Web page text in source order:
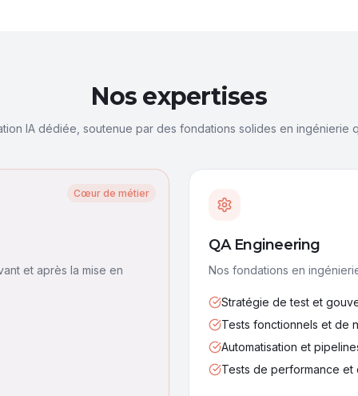
Nos expertises
IA dédiée, soutenue par des fondations solides en ingénierie
Cœur de métier
et après la mise en
QA Engineering
Nos fondations en
Stratégie de test et
Tests fonctionnels et de
Automatisation et
Tests de performance et